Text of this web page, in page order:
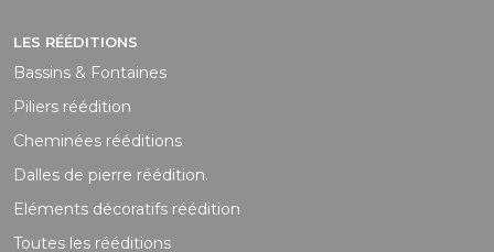
LES RÉÉDITIONS
Bassins & Fontaines
Piliers réédition
Cheminées rééditions
Dalles de pierre réédition.
Eléments décoratifs réédition
Toutes les rééditions